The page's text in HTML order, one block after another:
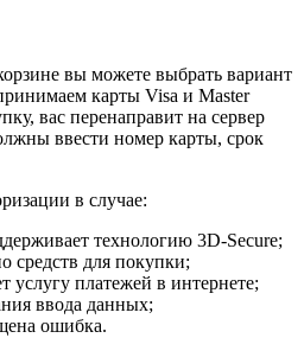
вы можете выбрать вариант
карты Visa и Master
вас перенаправит на сервер
ввести номер карты, срок
в случае:
технологию 3D-Secure;
средств для покупки;
услугу платежей в интернете;
ввода данных;
ошибка.